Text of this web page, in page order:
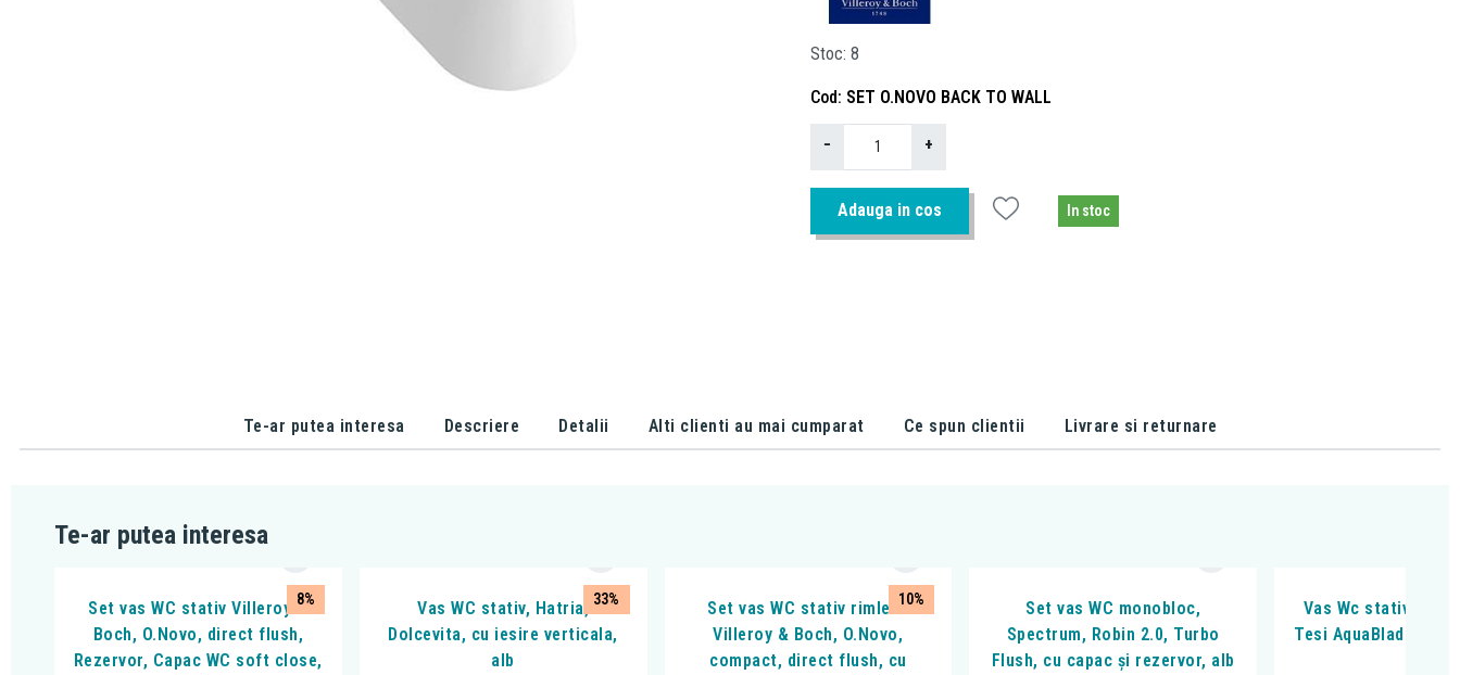
Stoc 8
Cod SET O.NOVO BACK TO WALL
− +
Adauga in cos In stoc
Te-ar putea interesa Descriere Detalii Alti clienti au mai cumparat Ce spun clientii Livrare si returnare
Te-ar putea interesa
8%
Set vas WC stativ Villeroy &
Boch, O.Novo, direct flush,
Rezervor, Capac WC soft close,
33%
Vas WC stativ, Hatria,
Dolcevita, cu iesire verticala,
alb
10%
Set vas WC stativ rimless
Villeroy & Boch, O.Novo,
compact, direct flush, cu
Set vas WC monobloc,
Spectrum, Robin 2.0, Turbo
Flush, cu capac și rezervor, alb
Vas Wc stativ Ideal
Tesi AquaBlade®,